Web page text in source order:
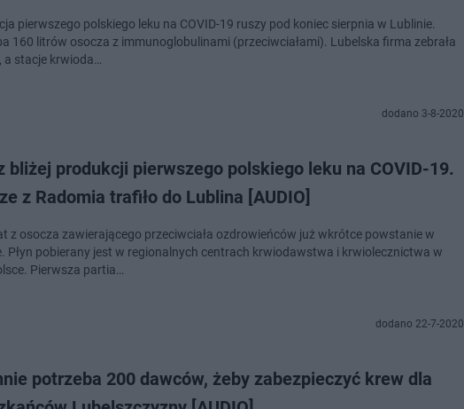
pierwszego polskiego leku na COVID-19 ruszy pod koniec sierpnia w Lublinie.
160 litrów osocza z immunoglobulinami (przeciwciałami). Lubelska firma zebrała
a stacje krwioda…
dodano 3-8-2020
bliżej produkcji pierwszego polskiego leku na COVID-19.
z Radomia trafiło do Lublina [AUDIO]
z osocza zawierającego przeciwciała ozdrowieńców już wkrótce powstanie w
​Płyn pobierany jest w regionalnych centrach krwiodawstwa i krwiolecznictwa w
Pierwsza partia…
dodano 22-7-2020
potrzeba 200 dawców, żeby zabezpieczyć krew dla